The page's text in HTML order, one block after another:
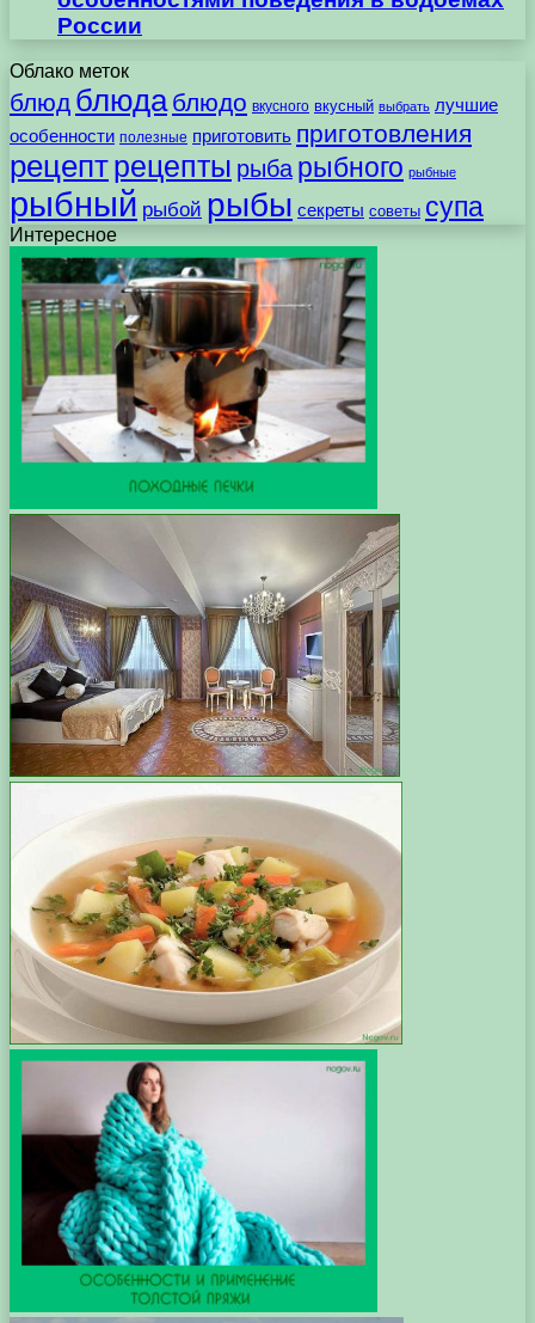
России
Облако меток
блюд блюда блюдо вкусного вкусный выбрать лучшие
особенности полезные приготовить приготовления
рецептрецепты рыба рыбного рыбные
рыбный рыбой рыбы секреты советы супа
Интересное